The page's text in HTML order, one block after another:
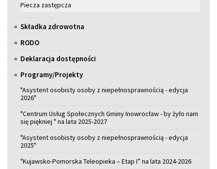
Piecza zastępcza
Składka zdrowotna
RODO
Deklaracja dostępności
Programy/Projekty
"Asystent osobisty osoby z niepełnosprawnością - edycja
2026"
"Centrum Usług Społecznych Gminy Inowrocław - by żyło nam
się piękniej " na lata 2025-2027
"Asystent osobisty osoby z niepełnosprawnością - edycja
2025"
"Kujawsko-Pomorska Teleopieka – Etap I” na lata 2024-2026